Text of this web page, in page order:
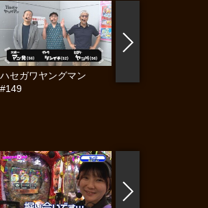
ハセガワヤングマン
#149